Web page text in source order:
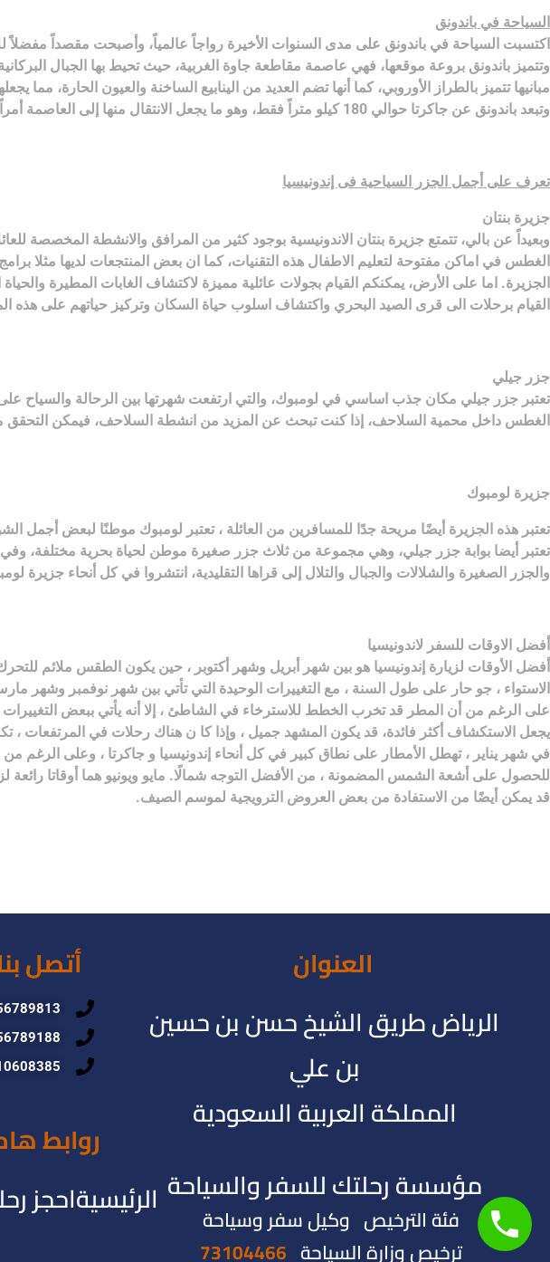
السياحة في باندونق
اكتسبت السياحة في باندونق على مدى السنوات الأخيرة رواجاً عالمياً، وأصبحت مقصداً
وتتميز باندونق بروعة موقعها، فهي عاصمة مقاطعة جاوة الغربية، حيث تحيط بها الجبال
مبانيها تتميز بالطراز الأوروبي، كما أنها تضم العديد من الينابيع الساخنة والعيون الحارة، مما
وتبعد باندونق عن جاكرتا حوالي 180 كيلو متراً فقط، وهو ما يجعل الانتقال منها إلى العاصمة أمراً يسيراً يسهل ترتيب خطة رائعة للسفر بين المدينتين والاستمتاع بمشاهدة الأثار والأماكن التاريخية بينهما.
تعرف على أجمل الجزر السياحية فى إندونيسيا
جزيرة بنتان
وبعيداً عن بالي، تتمتع جزيرة بنتان الاندونيسية بوجود كثير من المرافق والانشطة المخصصة
الغطس في اماكن مفتوحة لتعليم الاطفال هذه التقنيات، كما ان بعض المنتجعات لديها مثلا
الجزيرة. اما على الأرض، يمكنكم القيام بجولات عائلية مميزة لاكتشاف الغابات المطيرة
القيام برحلات الى قرى الصيد البحري واكتشاف اسلوب حياة السكان وتركيز حياتهم على هذه
جزر جيلي
تعتبر جزر جيلي مكان جذب اساسي في لومبوك، والتي ارتفعت شهرتها بين الرحالة والسياح
الغطس داخل محمية السلاحف، إذا كنت تبحث عن المزيد من انشطة السلاحف، فيمكن
جزيرة لومبوك
تعتبر هذه الجزيرة أيضًا مريحة جدًا للمسافرين من العائلة ، تعتبر لومبوك موطنًا لبعض أجمل
تعتبر أيضا بوابة جزر جيلي، وهي مجموعة من ثلاث جزر صغيرة موطن لحياة بحرية مختلفة،
والجزر الصغيرة والشلالات والجبال والتلال إلى قراها التقليدية، انتشروا في كل أنحاء جزيرة
أفضل الاوقات للسفر لاندونيسيا
أفضل الأوقات لزيارة إندونيسيا هو بين شهر أبريل وشهر أكتوبر ، حين يكون الطقس ملائم
الاستواء ، جو حار على طول السنة ، مع التغييرات الوحيدة التي تأتي بين شهر نوفمبر وشهر
على الرغم من أن المطر قد تخرب الخطط للاسترخاء في الشاطئ ، إلا أنه يأتي ببعض التغييرات
يجعل الاستكشاف أكثر فائدة، قد يكون المشهد جميل ، وإذا كا ن هناك رحلات في المرتفعات
في شهر يناير ، تهطل الأمطار على نطاق كبير في كل أنحاء إندونيسيا و جاكرتا ، وعلى
للحصول على أشعة الشمس المضمونة ، من الأفضل التوجه شمالًا. مايو ويونيو هما أوقاتا
قد يمكن أيضًا من الاستفادة من بعض العروض الترويجية لموسم الصيف.
العنوان
الرياض طريق الشيخ حسن بن حسين
بن علي
المملكة العربية السعودية
مؤسسة رحلتك للسفر والسياحة
فئة الترخيص وكيل سفر وسياحة
ترخيص وزارة السياحة 73104466
أتصل
روابط
الرئيسيةاحجز